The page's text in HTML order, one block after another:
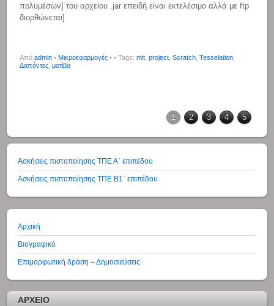
πολυμέσων] του αρχείου .jar επειδή είναι εκτελέσιμο αλλά με ftp
διορθώνεται]
Απόadmin • Μικροεφαρμογές • • Tags:mit ,project ,Scratch ,Tesselation
Δαπόντες ,μοτίβα
1 2 3 4 5
Ασκήσεις πιστοποίησης ΤΠΕ Α΄ επιπέδου
Ασκήσεις πιστοποίησης ΤΠΕ Β1΄ επιπέδου
Αρχική
Βιογραφικό
Επιμορφωτική δράση – Δημοσιεύσεις
ΑΡΧΕΙΟ